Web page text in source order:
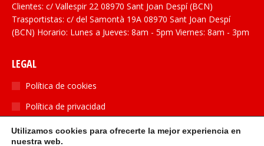
Clientes: c/ Vallespir 22 08970 Sant Joan Despí (BCN)
Trasportistas: c/ del Samontà 19A 08970 Sant Joan Despí
(BCN) Horario: Lunes a Jueves: 8am - 5pm Viernes: 8am - 3pm
LEGAL
Política de cookies
Política de privacidad
SOCIAL
Utilizamos cookies para ofrecerte la mejor experiencia en
nuestra web.